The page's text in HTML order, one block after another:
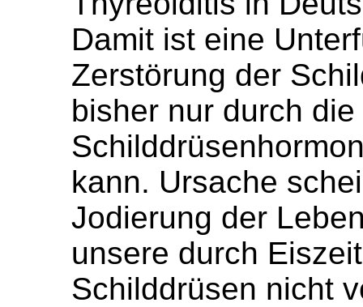
Damit ist eine
Zerstörung der
bisher nur durch
kann. Ursache
Jodierung der
unsere durch
Schilddrüsen nicht